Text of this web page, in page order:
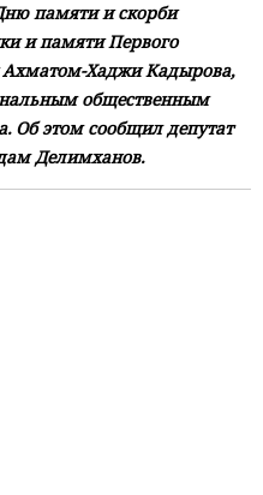
памяти и скорби
и памяти Первого
Ахматом-Хаджи Кадырова,
общественным
Об этом сообщил депутат
Делимханов.